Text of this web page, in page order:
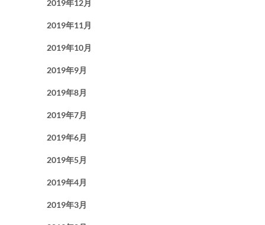
2019年12月
2019年11月
2019年10月
2019年9月
2019年8月
2019年7月
2019年6月
2019年5月
2019年4月
2019年3月